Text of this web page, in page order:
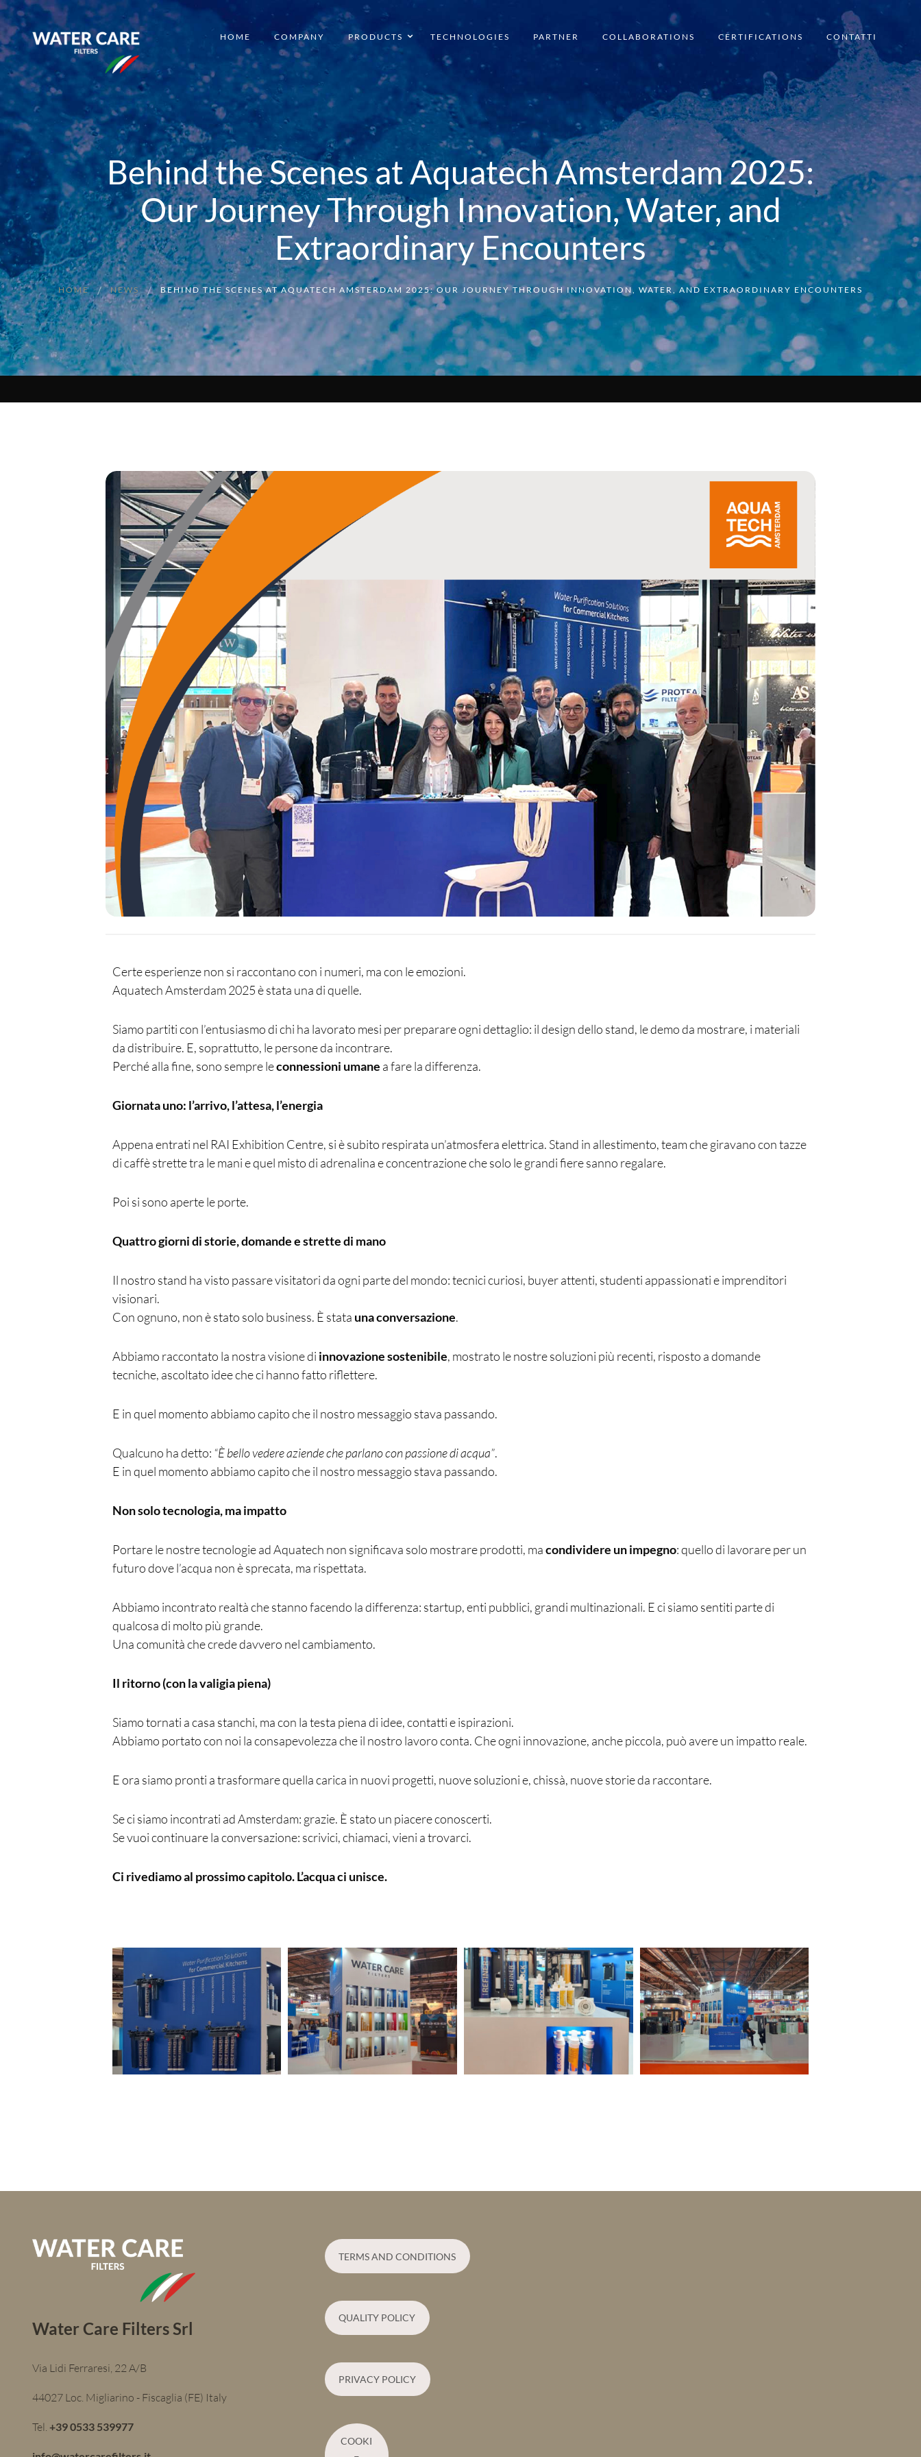
HOME COMPANY PRODUCTS
Hot water
Drink water
Water treatment
TECHNOLOGIES PARTNER COLLABORATIONS CERTIFICATIONS CONTATTI
Behind the Scenes at Aquatech Amsterdam 2025:
Our Journey Through Innovation, Water, and
Extraordinary Encounters
HOME NEWS BEHIND THE SCENES AT AQUATECH AMSTERDAM 2025: OUR JOURNEY THROUGH INNOVATION, WATER, AND EXTRAORDINARY ENCOUNTERS
Certe esperienze non si raccontano con i numeri, ma con le emozioni.
Aquatech Amsterdam 2025 è stata una di quelle.
Siamo partiti con l’entusiasmo di chi ha lavorato mesi per preparare ogni dettaglio: il design dello stand, le demo da mostrare, i materiali
da distribuire. E, soprattutto, le persone da incontrare.
Perché alla fine, sono sempre leconnessioni umane a fare la differenza.
Giornata uno: l’arrivo, l’attesa, l’energia
Appena entrati nel RAI Exhibition Centre, si è subito respirata un’atmosfera elettrica. Stand in allestimento, team che giravano con tazze
di caffè strette tra le mani e quel misto di adrenalina e concentrazione che solo le grandi fiere sanno regalare.
Poi si sono aperte le porte.
Quattro giorni di storie, domande e strette di mano
Il nostro stand ha visto passare visitatori da ogni parte del mondo: tecnici curiosi, buyer attenti, studenti appassionati e imprenditori
visionari.
Con ognuno, non è stato solo business. È stata una conversazione.
Abbiamo raccontato la nostra visione di innovazione sostenibile, mostrato le nostre soluzioni più recenti, risposto a domande
tecniche, ascoltato idee che ci hanno fatto riflettere.
E in quel momento abbiamo capito che il nostro messaggio stava passando.
Qualcuno ha detto: “È bello vedere aziende che parlano con passione di acqua”.
E in quel momento abbiamo capito che il nostro messaggio stava passando.
Non solo tecnologia, ma impatto
Portare le nostre tecnologie ad Aquatech non significava solo mostrare prodotti, macondividere un impegno: quello di lavorare per un
futuro dove l’acqua non è sprecata, ma rispettata.
Abbiamo incontrato realtà che stanno facendo la differenza: startup, enti pubblici, grandi multinazionali. E ci siamo sentiti parte di
qualcosa di molto più grande.
Una comunità che crede davvero nel cambiamento.
Il ritorno (con la valigia piena)
Siamo tornati a casa stanchi, ma con la testa piena di idee, contatti e ispirazioni.
Abbiamo portato con noi la consapevolezza che il nostro lavoro conta. Che ogni innovazione, anche piccola, può avere un impatto reale.
E ora siamo pronti a trasformare quella carica in nuovi progetti, nuove soluzioni e, chissà, nuove storie da raccontare.
Se ci siamo incontrati ad Amsterdam: grazie. È stato un piacere conoscerti.
Se vuoi continuare la conversazione: scrivici, chiamaci, vieni a trovarci.
Ci rivediamo al prossimo capitolo. L’acqua ci unisce.
Water Care Filters Srl
Via Lidi Ferraresi, 22 A/B
44027 Loc. Migliarino - Fiscaglia (FE) Italy
Tel.+39 0533 539977
TERMS AND CONDITIONS
QUALITY POLICY
PRIVACY POLICY
COOKI